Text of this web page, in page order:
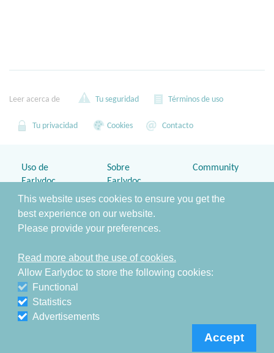
This website uses cookies to ensure you get the
best experience on our website.
Please provide your preferences.
Read more about the use of cookies.
Allow Earlydoc to store the following cookies:
Functional
Statistics
Advertisements
Accept
Leer acerca de Tu seguridad Términos de uso
Tu privacidad Cookies Contacto
Uso de
Earlydoc
Home
Contacto
Seguridad,
Privacidad&
Cookies
Sobre
Earlydoc
¿Por qué
Earlydoc?
Earlydoc
Equipo y Socios
Community
Blog